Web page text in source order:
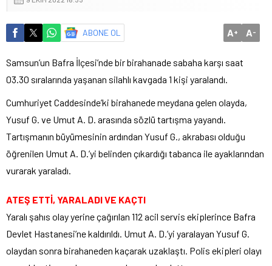
ABONE OL A+ A-
Samsun’un Bafra İlçesi’nde bir birahanade sabaha karşı saat
03.30 sıralarında yaşanan silahlı kavgada 1 kişi yaralandı.
Cumhuriyet Caddesinde’ki birahanede meydana gelen olayda,
Yusuf G. ve Umut A. D. arasında sözlü tartışma yayandı.
Tartışmanın büyümesinin ardından Yusuf G., akrabası olduğu
öğrenilen Umut A. D.’yi belinden çıkardığı tabanca ile ayaklarından
vurarak yaraladı.
ATEŞ ETTİ, YARALADI VE KAÇTI
Yaralı şahıs olay yerine çağırılan 112 acil servis ekiplerince Bafra
Devlet Hastanesi’ne kaldırıldı. Umut A. D.’yi yaralayan Yusuf G.
olaydan sonra birahaneden kaçarak uzaklaştı. Polis ekipleri olayı